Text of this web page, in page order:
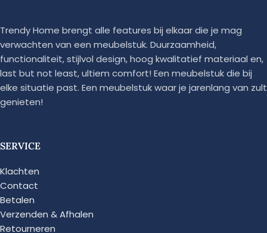
Trendy Home brengt alle features bij elkaar die je mag
verwachten van een meubelstuk. Duurzaamheid,
functionaliteit, stijlvol design, hoog kwalitatief materiaal en,
last but not least, ultiem comfort! Een meubelstuk die bij
elke situatie past. Een meubelstuk waar je jarenlang van zult
genieten!
SERVICE
Klachten
Contact
Betalen
Verzenden & Afhalen
Retourneren